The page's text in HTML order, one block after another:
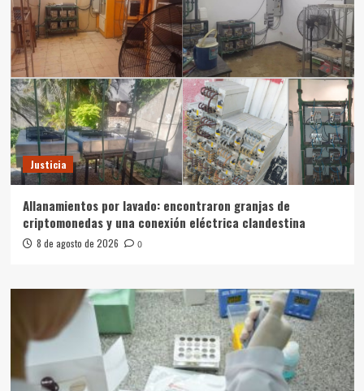
Justicia
Allanamientos por lavado: encontraron granjas de
criptomonedas y una conexión eléctrica clandestina
8 de agosto de 2026 0